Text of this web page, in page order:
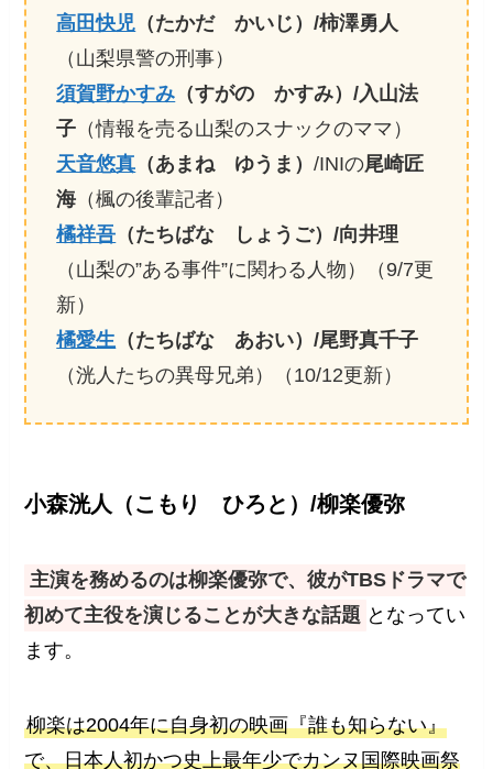
高田快児 （たかだ かいじ）/柿澤勇人
（山梨県警の刑事）
須賀野かすみ （すがの かすみ）/入山法
子 （情報を売る山梨のスナックのママ）
天音悠真 （あまね ゆうま）/INIの尾崎匠
海 （楓の後輩記者）
橘祥吾 （たちばな しょうご）/向井理
（山梨の”ある事件”に関わる人物）（9/7更
新）
橘愛生 （たちばな あおい）/尾野真千子
（洸人たちの異母兄弟）（10/12更新）
小森洸人（こもり ひろと）/柳楽優弥
主演を務めるのは柳楽優弥で、彼がTBSドラマで
初めて主役を演じることが大きな話題 となってい
ます。
柳楽は2004年に自身初の映画『誰も知らない』
で、日本人初かつ史上最年少でカンヌ国際映画祭